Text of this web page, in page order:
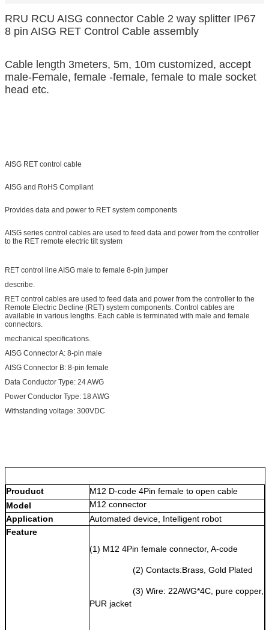
RRU RCU AISG connector Cable 2 way splitter IP67
8 pin AISG RET Control Cable assembly
Cable length 3meters, 5m, 10m customized, accept
male-Female, female -female, female to male socket
head etc.
AISG RET control cable
AISG and RoHS Compliant
Provides data and power to RET system components
AISG series control cables are used to feed data and power from the controller
to the RET remote electric tilt system
RET control line AISG male to female 8-pin jumper
describe.
RET control cables are used to feed data and power from the controller to the
Remote Electric Decline (RET) system components. Control cables are
available in various lengths. Each cable is terminated with male and female
connectors.
mechanical specifications.
AISG Connector A: 8-pin male
AISG Connector B: 8-pin female
Data Conductor Type: 24 AWG
Power Conductor Type: 18 AWG
Withstanding voltage: 300VDC
Prouduct
M12 D-code 4Pin female to open cable
Model
M12 connector
Application
Automated device, Intelligent robot
Feature
(1) M12 4Pin female connector, A-code
(2) Contacts:Brass, Gold Plated
(3) Wire: 22AWG*4C, pure copper,
PUR jacket